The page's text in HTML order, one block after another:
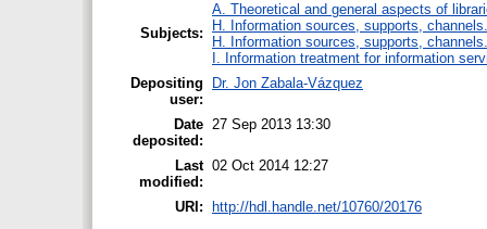
Subjects:
A. Theoretical and general aspects of
H. Information sources, supports, channels.
H. Information sources, supports, channels.
I. Information treatment for information
Depositing
user:
Dr. Jon Zabala-Vázquez
Date
deposited:
27 Sep 2013 13:30
Last
modified:
02 Oct 2014 12:27
URI: http://hdl.handle.net/10760/20176